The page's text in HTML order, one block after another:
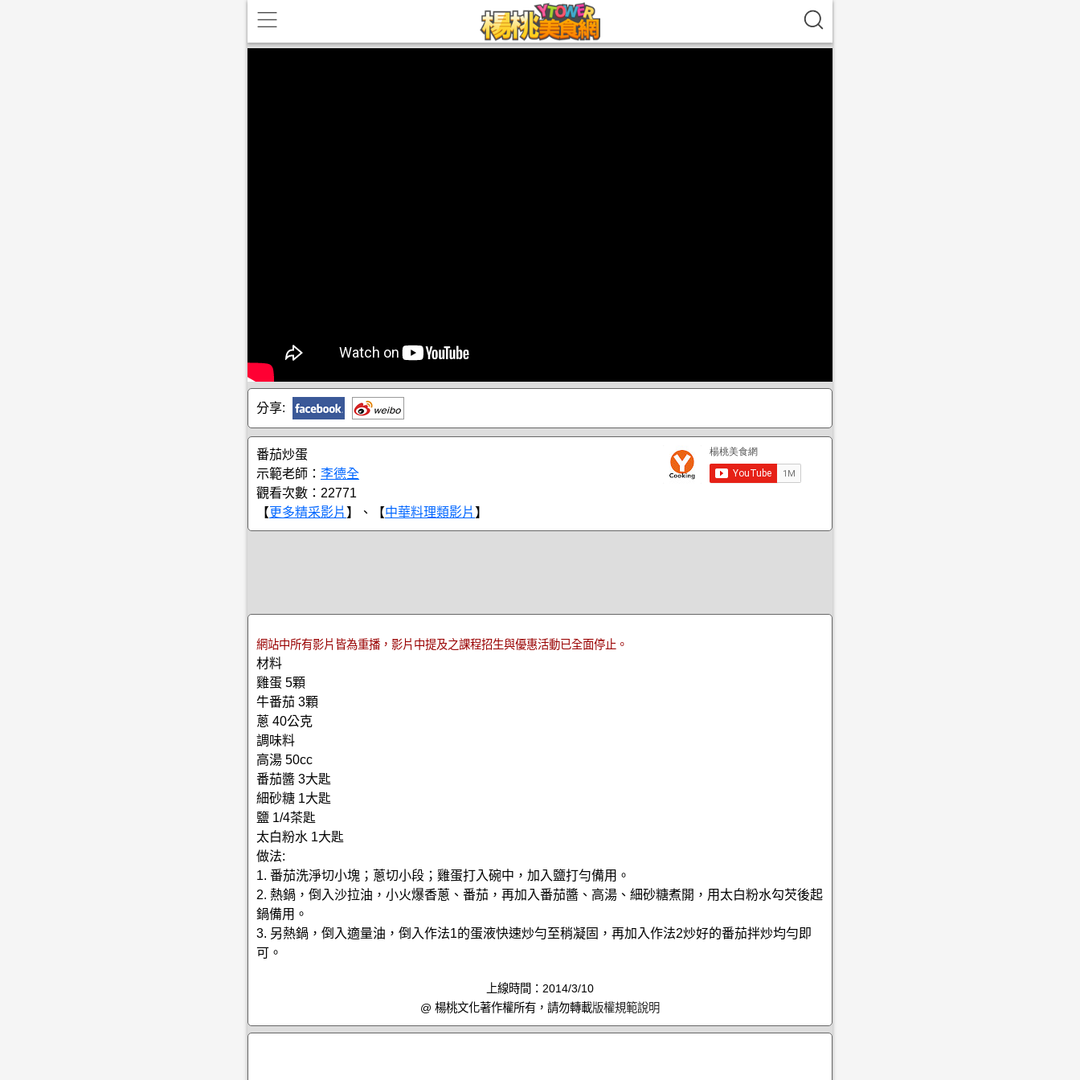
分享:
番茄炒蛋
示範老師： 李德全
觀看次數：22771
【更多精采影片 】、【中華料理類影片 】
網站中所有影片皆為重播，影片中提及之課程招生與優惠活動已全面停止。
材料
雞蛋 5顆
牛番茄 3顆
蔥 40公克
調味料
高湯 50cc
番茄醬 3大匙
細砂糖 1大匙
鹽 1/4茶匙
太白粉水 1大匙
做法:
1. 番茄洗淨切小塊；蔥切小段；雞蛋打入碗中，加入鹽打勻備用。
2. 熱鍋，倒入沙拉油，小火爆香蔥、番茄，再加入番茄醬、高湯、細砂糖煮開，用太白粉水勾芡後起
鍋備用。
3. 另熱鍋，倒入適量油，倒入作法1的蛋液快速炒勻至稍凝固，再加入作法2炒好的番茄拌炒均勻即
可。
上線時間：2014/3/10
@ 楊桃文化著作權所有，請勿轉載版權規範說明